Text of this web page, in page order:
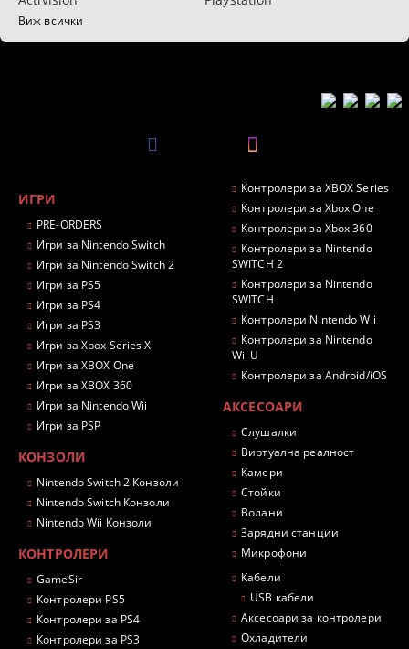
Виж всички
ИГРИ
PRE-ORDERS
Игри за Nintendo Switch
Игри за Nintendo Switch 2
Игри за PS5
Игри за PS4
Игри за PS3
Игри за Xbox Series X
Игри за XBOX One
Игри за XBOX 360
Игри за Nintendo Wii
Игри за PSP
КОНЗОЛИ
Nintendo Switch 2 Конзоли
Nintendo Switch Конзоли
Nintendo Wii Конзоли
КОНТРОЛЕРИ
GameSir
Контролери PS5
Контролери за PS4
Контролери за PS3
Контролери за XBOX Series
Контролери за Xbox One
Контролери за Xbox 360
Контролери за Nintendo
SWITCH 2
Контролери за Nintendo
SWITCH
Контролери Nintendo Wii
Контролери за Nintendo
Wii U
Контролери за Android/iOS
АКСЕСОАРИ
Слушалки
Виртуална реалност
Камери
Стойки
Волани
Зарядни станции
Микрофони
Кабели
USB кабели
Аксесоари за контролери
Охладители